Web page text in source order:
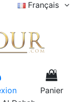
Français
0
Panier